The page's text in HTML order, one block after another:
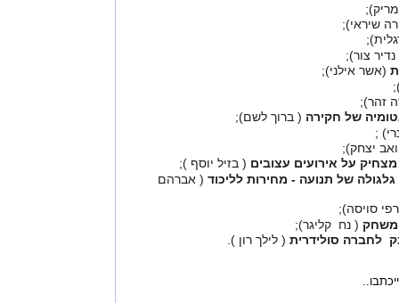
שיראי);
צור);
(אשר אילני);
זהר);
של חקירה ( ברוך לשם);
;
יצחק);
על אירועים עצובים ( בזיל יוסף );
של תנועה - מחירות לליכוד( אברהם
סויסה);
משחק ( נח קליגר);
לחברה סולידרית( לילך רון ).